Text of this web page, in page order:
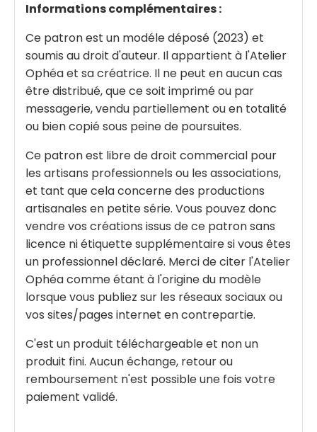
Informations complémentaires :
Ce patron est un modéle déposé (2023) et
soumis au droit d'auteur. Il appartient à l'Atelier
Ophéa et sa créatrice. Il ne peut en aucun cas
être distribué, que ce soit imprimé ou par
messagerie, vendu partiellement ou en totalité
ou bien copié sous peine de poursuites.
Ce patron est libre de droit commercial pour
les artisans professionnels ou les associations,
et tant que cela concerne des productions
artisanales en petite série. Vous pouvez donc
vendre vos créations issus de ce patron sans
licence ni étiquette supplémentaire si vous êtes
un professionnel déclaré. Merci de citer l'Atelier
Ophéa comme étant à l'origine du modèle
lorsque vous publiez sur les réseaux sociaux ou
vos sites/pages internet en contrepartie.
C'est un produit téléchargeable et non un
produit fini. Aucun échange, retour ou
remboursement n'est possible une fois votre
paiement validé.